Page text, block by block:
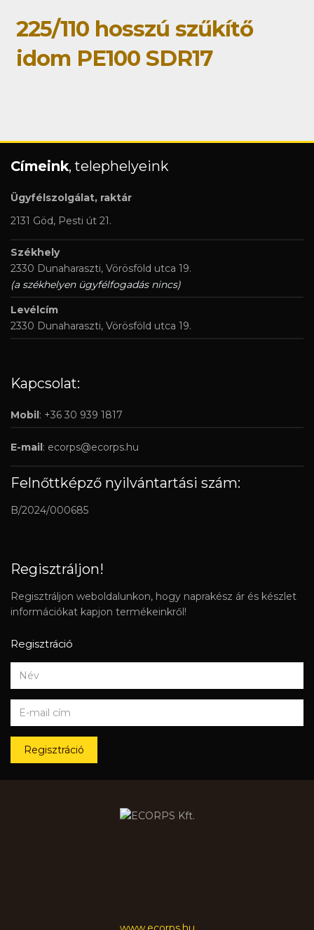
225/110 hosszú szűkítő
idom PE100 SDR17
Címeink, telephelyeink
Ügyfélszolgálat, raktár
2131 Göd, Pesti út 21.
Székhely
2330 Dunaharaszti, Vörösföld utca 19.
(a székhelyen ügyfélfogadás nincs)
Levélcím
2330 Dunaharaszti, Vörösföld utca 19.
Kapcsolat:
Mobil: +36 30 939 1817
E-mail: ecorps@ecorps.hu
Felnőttképző nyilvántartási szám:
B/2024/000685
Regisztráljon!
Regisztráljon weboldalunkon, hogy naprakész ár és készlet
információkat kapjon termékeinkről!
Regisztráció
Regisztráció